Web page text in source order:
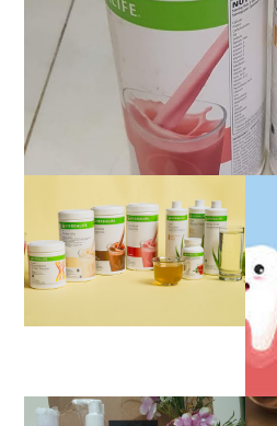
REVIEW JUJUR
SETELAH HAMPIR 2
TAHUN BERHENTI DIET
HERBALIFE